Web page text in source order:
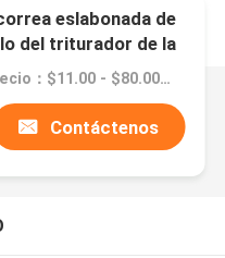
eslabonada de
del triturador de la
Precio：$11.00 - $80.00/Pieces
Contáctenos